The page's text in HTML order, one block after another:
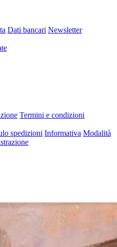
Dati bancari Newsletter
Termini e condizioni
spedizioni Informativa Modalità